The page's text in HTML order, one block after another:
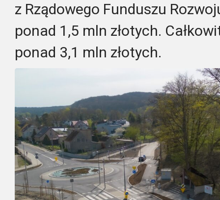
z Rządowego Funduszu
ponad 1,5 mln złotych.
ponad 3,1 mln złotych.